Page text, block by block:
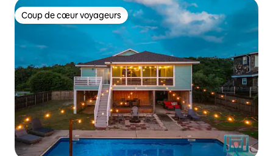
Coup de cœur voyageurs
Coup de cœur voyageurs